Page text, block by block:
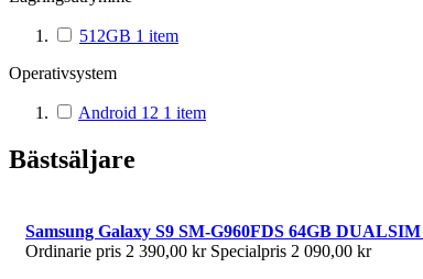
512GB 1 item
Operativsystem
Android 12 1 item
Bästsäljare
Samsung Galaxy S9 SM-G960FDS 64GB
Ordinarie pris 2 390,00 kr Specialpris 2 090,00 kr